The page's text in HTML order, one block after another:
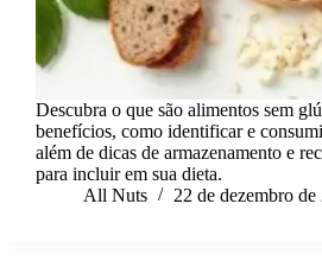
Descubra o que são alimentos sem
benefícios, como identificar e
além de dicas de armazenamento e
para incluir em sua dieta.
All Nuts
22 de dezembro de